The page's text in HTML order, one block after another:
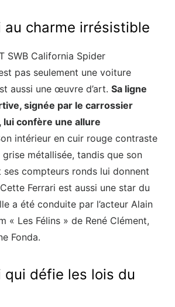
au charme irrésistible
SWB California Spider
pas seulement une voiture
aussi une œuvre d’art. Sa ligne
signée par le carrossier
lui confère une allure
intérieur en cuir rouge contraste
métallisée, tandis que son
compteurs ronds lui donnent
Ferrari est aussi une star du
a été conduite par l’acteur Alain
« Les Félins » de René Clément,
Fonda.
qui défie les lois du